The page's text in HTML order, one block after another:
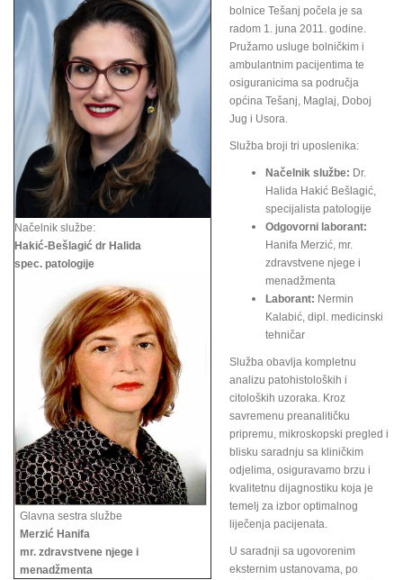
Načelnik službe:
Hakić-Bešlagić dr Halida
spec. patologije
Glavna sestra službe
Merzić Hanifa
mr. zdravstvene njege i
menadžmenta
bolnice Tešanj počela je sa
radom 1. juna 2011. godine.
Pružamo usluge bolničkim i
ambulantnim pacijentima te
osiguranicima sa područja
općina Tešanj, Maglaj, Doboj
Jug i Usora.
Služba broji tri uposlenika:
Načelnik službe: Dr.
Halida Hakić Bešlagić,
specijalista patologije
Odgovorni laborant:
Hanifa Merzić, mr.
zdravstvene njege i
menadžmenta
Laborant: Nermin
Kalabić, dipl. medicinski
tehničar
Služba obavlja kompletnu
analizu patohistoloških i
citoloških uzoraka. Kroz
savremenu preanalitičku
pripremu, mikroskopski pregled i
blisku saradnju sa kliničkim
odjelima, osiguravamo brzu i
kvalitetnu dijagnostiku koja je
temelj za izbor optimalnog
liječenja pacijenata.
U saradnji sa ugovorenim
eksternim ustanovama, po